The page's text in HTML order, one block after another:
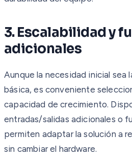
3. Escalabilidad y
adicionales
Aunque la necesidad inicial sea
básica, es conveniente
capacidad de crecimiento.
entradas/salidas adicionales o
permiten adaptar la solución a
sin cambiar el hardware.